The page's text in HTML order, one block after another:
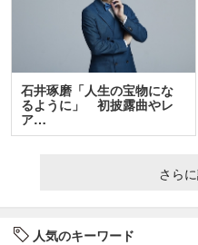
石井琢磨「人生の宝物にな
るように」 初披露曲やレ
ア…
さら
人気のキーワード